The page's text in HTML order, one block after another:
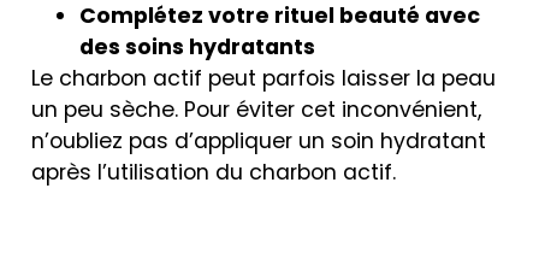
Complétez votre rituel beauté avec
des soins hydratants
Le charbon actif peut parfois laisser la peau
un peu sèche. Pour éviter cet inconvénient,
n’oubliez pas d’appliquer un soin hydratant
après l’utilisation du charbon actif.